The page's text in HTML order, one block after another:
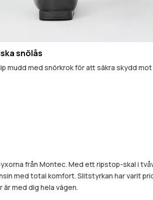
snölås
mudd med snörkrok för att säkra skydd mot
från Montec. Med ett ripstop-skal i
med total komfort. Slitstyrkan har varit
med dig hela vägen.